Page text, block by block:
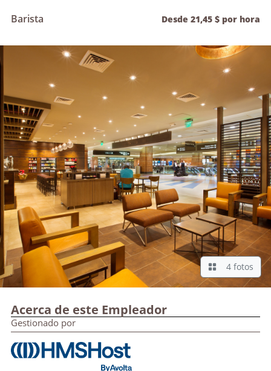
Barista Desde 21,45 $ por hora
4 fotos
Acerca de este Empleador
Gestionado por